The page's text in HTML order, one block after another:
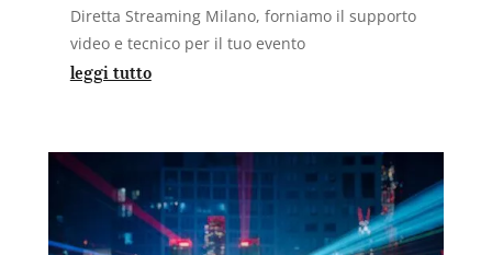
Diretta Streaming Milano, forniamo il supporto
video e tecnico per il tuo evento
leggi tutto